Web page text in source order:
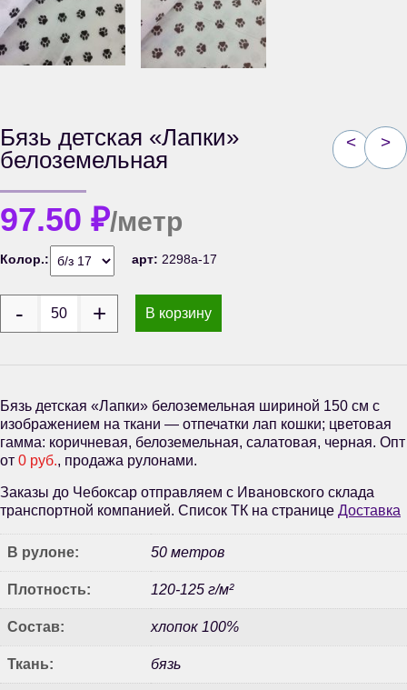
< >
Бязь детская «Лапки»
белоземельная
97.50 ₽/метр
Колор.: арт: 2298а-17
В корзину
Бязь детская «Лапки» белоземельная шириной 150 см с
изображением на ткани — отпечатки лап кошки; цветовая
гамма: коричневая, белоземельная, салатовая, черная. Опт
от 0 руб., продажа рулонами.
Заказы до Чебоксар отправляем с Ивановского склада
транспортной компанией. Список ТК на странице Доставка
В рулоне: 50 метров
Плотность: 120-125 г/м²
Состав: хлопок 100%
Ткань: бязь